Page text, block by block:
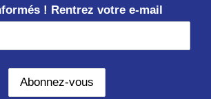
! Rentrez votre e-mail